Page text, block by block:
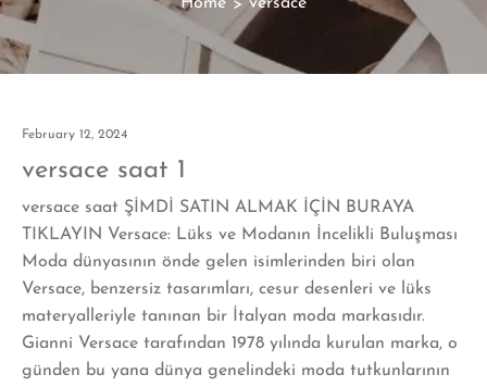
Home > versace
February 12, 2024
versace saat 1
versace saat ŞİMDİ SATIN ALMAK İÇİN BURAYA
TIKLAYIN Versace: Lüks ve Modanın İncelikli Buluşması
Moda dünyasının önde gelen isimlerinden biri olan
Versace, benzersiz tasarımları, cesur desenleri ve lüks
materyalleriyle tanınan bir İtalyan moda markasıdır.
Gianni Versace tarafından 1978 yılında kurulan marka, o
günden bu yana dünya genelindeki moda tutkunlarının